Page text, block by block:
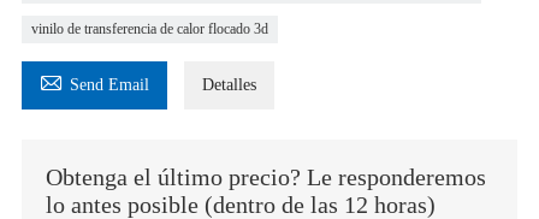
vinilo de transferencia de calor flocado 3d
 Send Email Detalles
Obtenga el último precio? Le responderemos
lo antes posible (dentro de las 12 horas)